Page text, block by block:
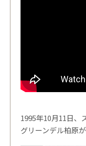
1995年10月11日、
グリーンデル柏原